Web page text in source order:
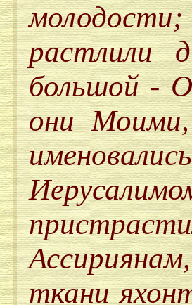
растлили
большой -
они
ткани